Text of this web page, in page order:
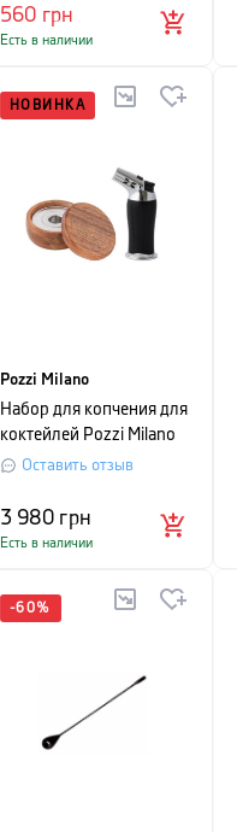
560 грн
Есть в наличии
НОВИНКА
Pozzi Milano
Набор для копчения для
коктейлей Pozzi Milano
Silver Nights, 7
Оставить отзыв
3 980 грн
Есть в наличии
-60%